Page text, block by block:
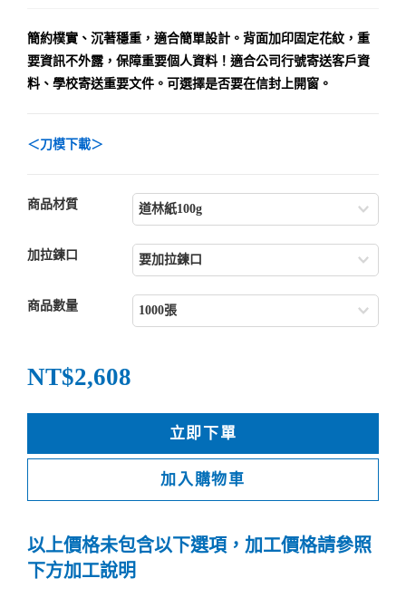
簡約樸實、沉著穩重，適合簡單設計。背面加印固定花紋，重
要資訊不外露，保障重要個人資料！適合公司行號寄送客戶資
料、學校寄送重要文件。可選擇是否要在信封上開窗。
＜刀模下載＞
商品材質
加拉鍊口
商品數量
NT$2,608
立即下單
加入購物車
以上價格未包含以下選項，加工價格請參照
下方加工說明